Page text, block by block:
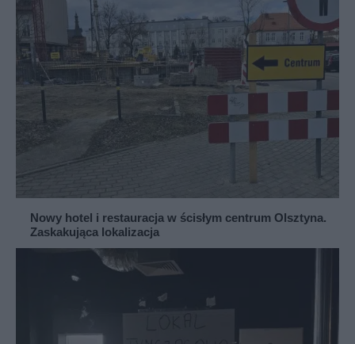
Nowy hotel i restauracja w ścisłym centrum Olsztyna.
Zaskakująca lokalizacja